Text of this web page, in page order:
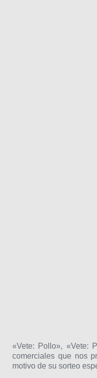
«Vete: Pollo», «Vete:
comerciales que nos
motivo de su sorteo